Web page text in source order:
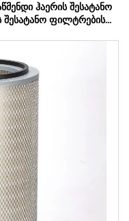
ჰაერის შესატანო
ფილტრების